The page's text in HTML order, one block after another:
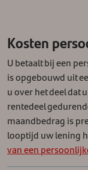
Kosten
U betaalt bij een
is opgebouwd uit
u over het deel dat
rentedeel
maandbedrag is
looptijd uw lening
van een